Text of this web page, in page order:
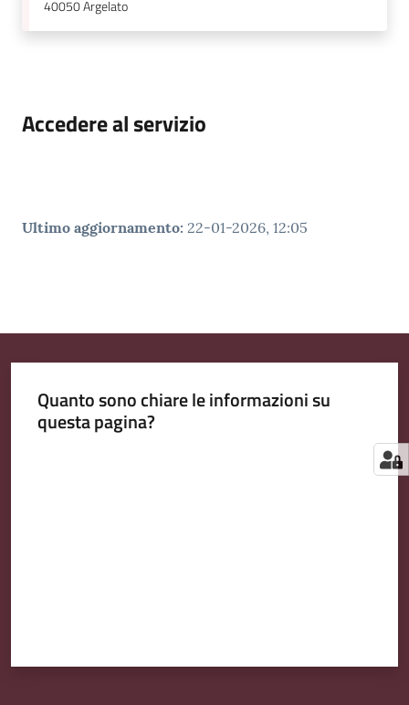
40050Argelato
Accedere al servizio
Ultimo aggiornamento: 22-01-2026, 12:05
Quanto sono chiare le informazioni su
questa pagina?